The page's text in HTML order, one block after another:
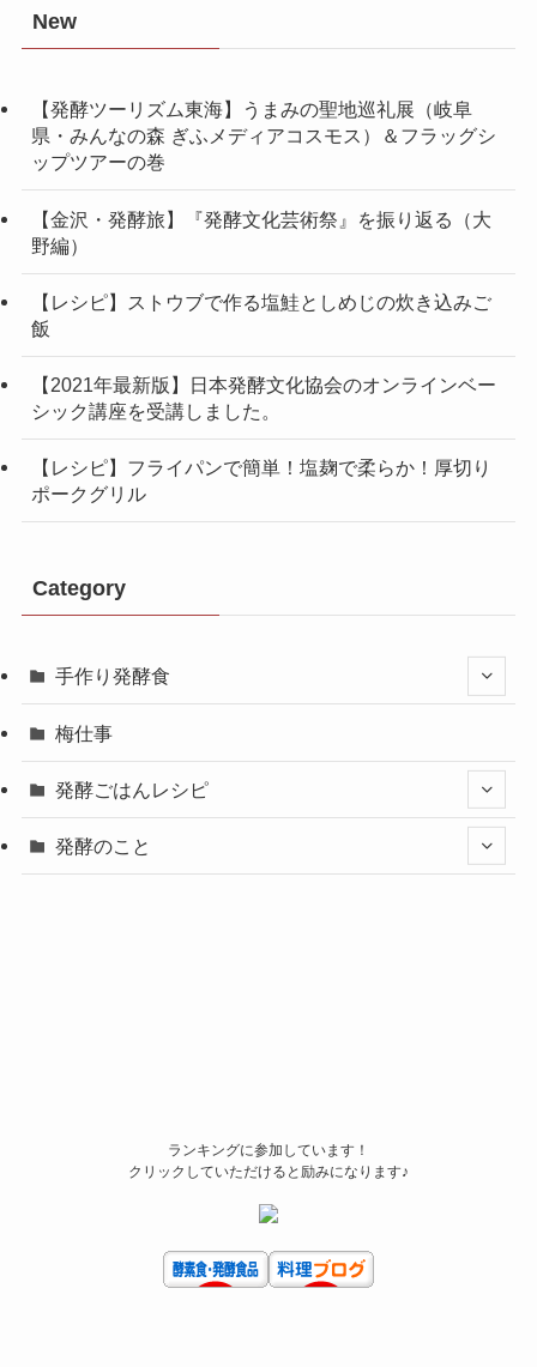
New
【発酵ツーリズム東海】うまみの聖地巡礼展（岐阜
県・みんなの森 ぎふメディアコスモス）＆フラッグシ
ップツアーの巻
【金沢・発酵旅】『発酵文化芸術祭』を振り返る（大
野編）
【レシピ】ストウブで作る塩鮭としめじの炊き込みご
飯
【2021年最新版】日本発酵文化協会のオンラインベー
シック講座を受講しました。
【レシピ】フライパンで簡単！塩麹で柔らか！厚切り
ポークグリル
Category
手作り発酵食
梅仕事
発酵ごはんレシピ
発酵のこと
ランキングに参加しています！
クリックしていただけると励みになります♪